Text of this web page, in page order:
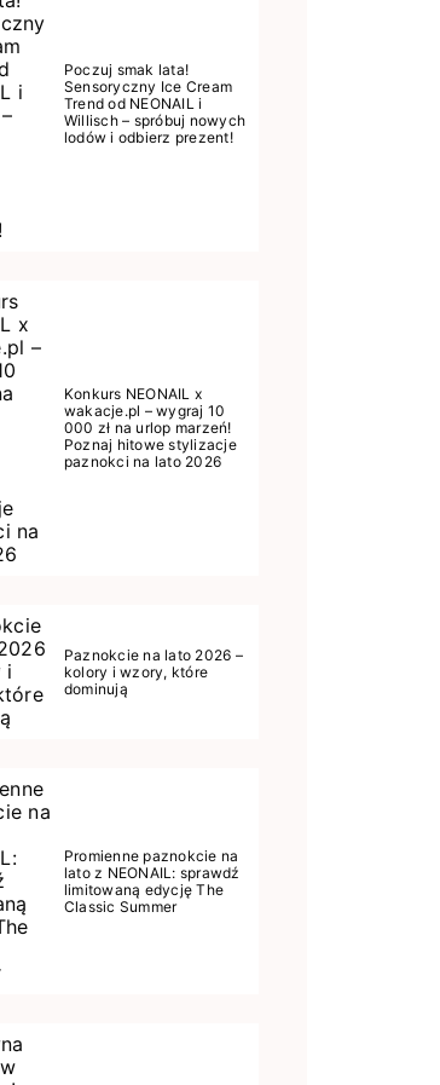
Poczuj smak lata!
Sensoryczny Ice Cream
Trend od NEONAIL i
Willisch – spróbuj nowych
lodów i odbierz prezent!
Konkurs NEONAIL x
wakacje.pl – wygraj 10
000 zł na urlop marzeń!
Poznaj hitowe stylizacje
paznokci na lato 2026
Paznokcie na lato 2026 –
kolory i wzory, które
dominują
Promienne paznokcie na
lato z NEONAIL: sprawdź
limitowaną edycję The
Classic Summer